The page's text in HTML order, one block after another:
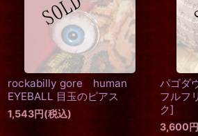
rockabilly gore human
EYEBALL 目玉のピアス
1,543円(税込)
パゴダ
フルフ
ク]
3,600円